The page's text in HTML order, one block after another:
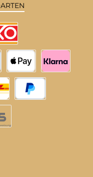
Apple Pay Klarna